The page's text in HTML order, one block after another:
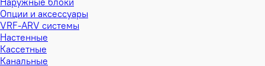
Опции и аксессуары
VRF-ARV системы
Настенные
Кассетные
Канальные